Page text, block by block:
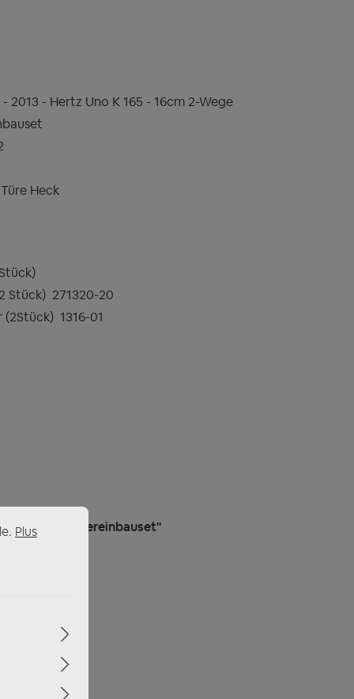
2013 - Hertz Uno K 165 - 16cm 2-Wege
Heck
Stück) 271320-20
(2Stück) 1316-01
Lautsprechereinbauset"
Plus